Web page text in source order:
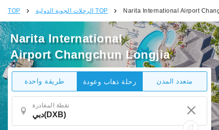
TOP الرحلات الجوية الدولية TOP Narita International Airport
Narita International
Airport Changchun Longjia
طريقة واحدة رحلة ذهاب وعودة متعدد المدن
نقطة المغادرة